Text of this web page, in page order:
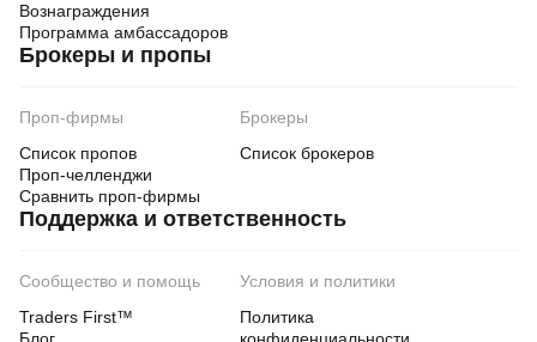
Вознаграждения
Программа амбассадоров
Брокеры и пропы
Проп-фирмы
Список пропов
Проп-челленджи
Сравнить проп-фирмы
Брокеры
Список брокеров
Поддержка и ответственность
Сообщество и помощь
Traders First™
Условия и политики
Политика